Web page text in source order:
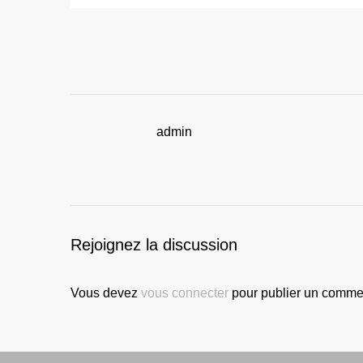
admin
Rejoignez la discussion
Vous devez vous connecter pour publier un